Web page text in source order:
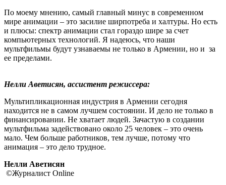
По моему мнению, самый главный минус в современном
мире анимации – это засилие ширпотреба и халтуры. Но есть
и плюсы: спектр анимации стал гораздо шире за счет
компьютерных технологий. Я надеюсь, что наши
мультфильмы будут узнаваемы не только в Армении, но и за
ее пределами.
Нелли Аветисян, ассистент режиссера:
Мультипликационная индустрия в Армении сегодня
находится не в самом лучшем состоянии. И дело не только в
финансировании. Не хватает людей. Зачастую в создании
мультфильма задействовано около 25 человек – это очень
мало. Чем больше работников, тем лучше, потому что
анимация – это дело трудное.
Нелли Аветисян
©Журналист Online